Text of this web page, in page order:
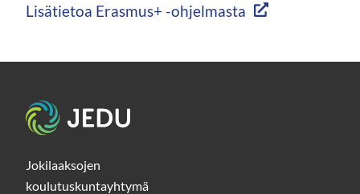
Lisätietoa Erasmus+ -ohjelmasta
Etusivu
Jokilaaksojen
koulutuskuntayhtymä